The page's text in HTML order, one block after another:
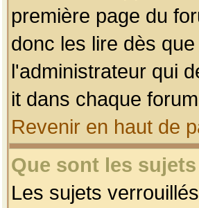
première page du
donc les lire dès
l'administrateur qui
it dans chaque
Revenir en haut de
Que sont les
Les sujets